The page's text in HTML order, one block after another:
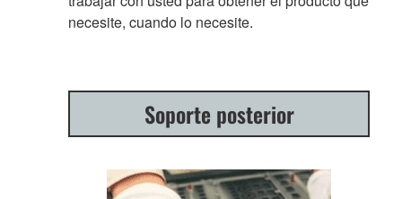
necesite, cuando lo necesite.
Soporte posterior